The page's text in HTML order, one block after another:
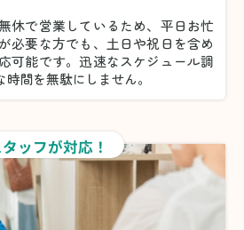
休で営業しているため、平日お忙
必要な方でも、土日や祝日を含め
可能です。迅速なスケジュール調
間を無駄にしません。
ッフが対応！